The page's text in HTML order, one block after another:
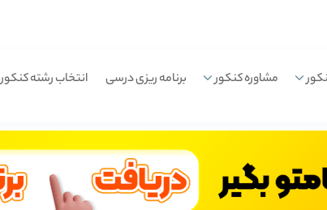
مشاوره کنکور برنامه ریزی درسی انتخاب رشته کنکور